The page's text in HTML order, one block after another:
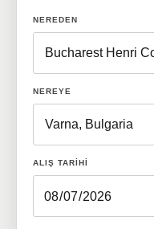
NEREDEN
NEREYE
ALIŞ TARIHI